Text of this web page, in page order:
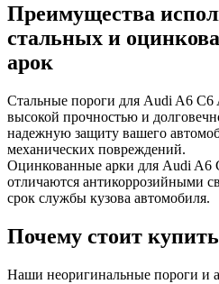
Преимущества
стальных и
арок
Стальные пороги для Audi A6 C6
высокой прочностью и
надежную защиту вашего
механических повреждений.
Оцинкованные арки для Audi A6
отличаются антикоррозийными
срок службы кузова автомобиля.
Почему стоит
Наши неоригинальные пороги и